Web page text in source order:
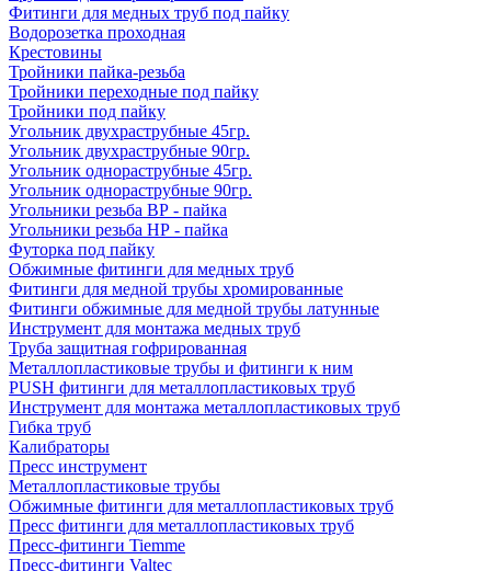
Фитинги для медных труб под пайку
Водорозетка проходная
Крестовины
Тройники пайка-резьба
Тройники переходные под пайку
Тройники под пайку
Угольник двухраструбные 45гр.
Угольник двухраструбные 90гр.
Угольник однораструбные 45гр.
Угольник однораструбные 90гр.
Угольники резьба ВР - пайка
Угольники резьба НР - пайка
Футорка под пайку
Обжимные фитинги для медных труб
Фитинги для медной трубы хромированные
Фитинги обжимные для медной трубы латунные
Инструмент для монтажа медных труб
Труба защитная гофрированная
Металлопластиковые трубы и фитинги к ним
PUSH фитинги для металлопластиковых труб
Инструмент для монтажа металлопластиковых труб
Гибка труб
Калибраторы
Пресс инструмент
Металлопластиковые трубы
Обжимные фитинги для металлопластиковых труб
Пресс фитинги для металлопластиковых труб
Пресс-фитинги Tiemme
Пресс-фитинги Valtec